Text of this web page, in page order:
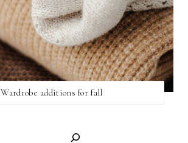
Wardrobe additions for fall